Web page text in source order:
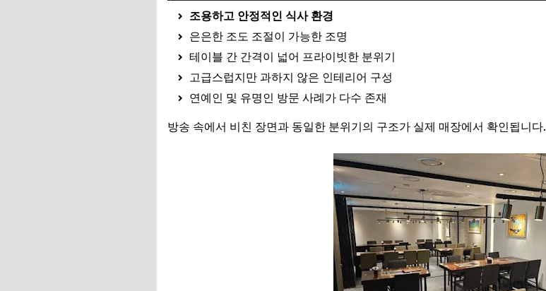
조용하고 안정적인 식사 환경
은은한 조도 조절이 가능한 조명
테이블 간 간격이 넓어 프라이빗한 분위기
고급스럽지만 과하지 않은 인테리어 구성
연예인 및 유명인 방문 사례가 다수 존재
방송 속에서 비친 장면과 동일한 분위기의 구조가 실제 매장에서 확인됩니다.